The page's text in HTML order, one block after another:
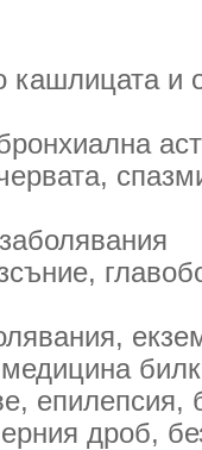
кашлицата и
епилепсия,
дроб,